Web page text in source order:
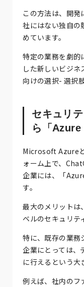
この方法は、開
社にはない独自の
めています。
特定の業務を劇的
した新しいビジ
向けの選択- 選択肢
セキュリ
ら「Azure
Microsoft Azure
ォーム上で、
企業には、「
す。
最大のメリット
ベルのセキュリテ
特に、既存の業務
企業にとっては、
に行えるという大
例えば、社内のフ